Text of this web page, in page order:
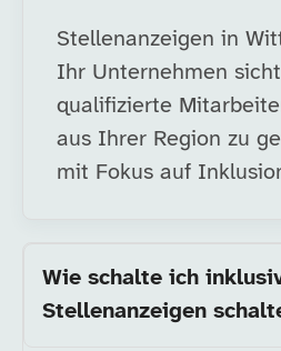
Stellenanzeigen in
Ihr Unternehmen
qualifizierte
aus Ihrer Region zu
mit Fokus auf
Wie schalte ich
Stellenanzeigen